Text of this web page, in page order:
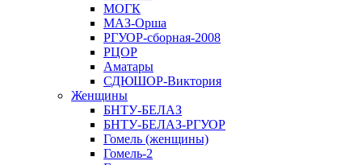
МОГК
МАЗ-Орша
РГУОР-сборная-2008
РЦОР
Аматары
СДЮШОР-Виктория
Женщины
БНТУ-БЕЛАЗ
БНТУ-БЕЛАЗ-РГУОР
Гомель (женщины)
Гомель-2